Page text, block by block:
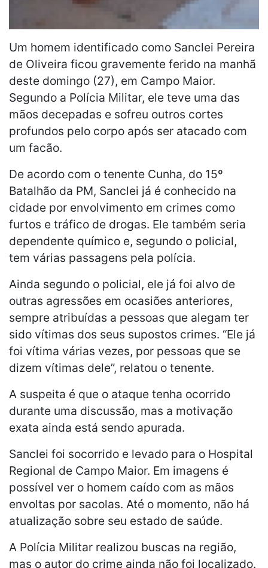
Um homem identificado como Sanclei Pereira
de Oliveira ficou gravemente ferido na manhã
deste domingo (27), em Campo Maior.
Segundo a Polícia Militar, ele teve uma das
mãos decepadas e sofreu outros cortes
profundos pelo corpo após ser atacado com
um facão.
De acordo com o tenente Cunha, do 15º
Batalhão da PM, Sanclei já é conhecido na
cidade por envolvimento em crimes como
furtos e tráfico de drogas. Ele também seria
dependente químico e, segundo o policial,
tem várias passagens pela polícia.
Ainda segundo o policial, ele já foi alvo de
outras agressões em ocasiões anteriores,
sempre atribuídas a pessoas que alegam ter
sido vítimas dos seus supostos crimes. “Ele já
foi vítima várias vezes, por pessoas que se
dizem vítimas dele”, relatou o tenente.
A suspeita é que o ataque tenha ocorrido
durante uma discussão, mas a motivação
exata ainda está sendo apurada.
Sanclei foi socorrido e levado para o Hospital
Regional de Campo Maior. Em imagens é
possível ver o homem caído com as mãos
envoltas por sacolas. Até o momento, não há
atualização sobre seu estado de saúde.
A Polícia Militar realizou buscas na região,
mas o autor do crime ainda não foi localizado.